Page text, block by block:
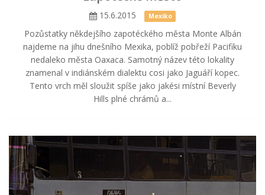
15.6.2015 Mexiko
Pozůstatky někdejšího zapotéckého města Monte Albán
najdeme na jihu dnešního Mexika, poblíž pobřeží Pacifiku
nedaleko města Oaxaca. Samotný název této lokality
znamenal v indiánském dialektu cosi jako Jaguáří kopec.
Tento vrch měl sloužit spíše jako jakési místní Beverly
Hills plné chrámů a...